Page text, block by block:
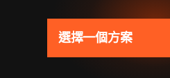
選擇一個方案